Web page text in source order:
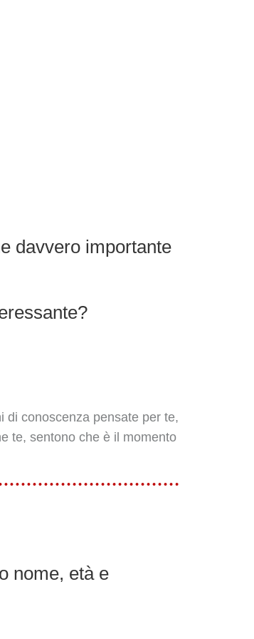
davvero importante
di conoscenza pensate per te,
te, sentono che è il momento
nome, età e